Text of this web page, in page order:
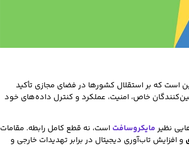
است که بر استقلال کشورها در فضای مجازی تأکید
خاص، امنیت، عملکرد و کنترل داده‌های خود
نظیر مایکروسافت است، نه قطع کامل رابطه. مقامات
و افزایش تاب‌آوری دیجیتال در برابر تهدیدات خارجی و